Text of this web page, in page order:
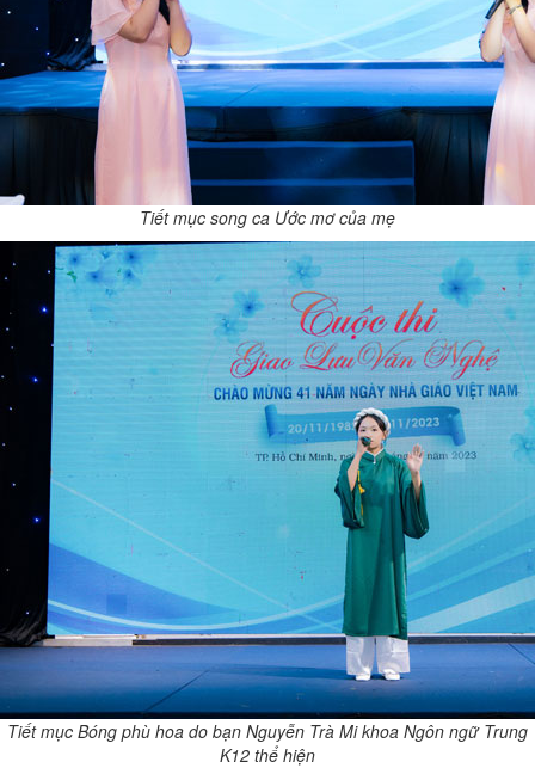
Tiết mục song ca Ước mơ của mẹ
Tiết mục Bóng phù hoa do bạn Nguyễn Trà Mi khoa Ngôn ngữ Trung
K12 thể hiện